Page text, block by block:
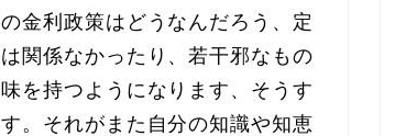
金利政策はどうなんだろう、定
関係なかったり、若干邪なもの
を持つようになります、そうす
。それがまた自分の知識や知恵